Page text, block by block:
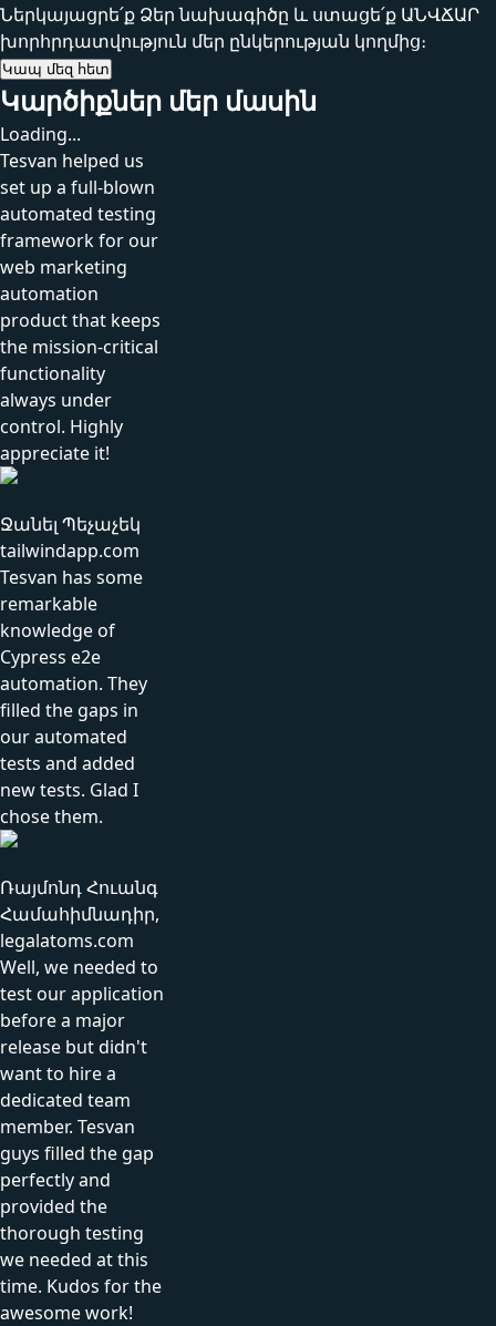
Ներկայացրե՛ք Ձեր նախագիծը և ստացե՛ք ԱՆՎՃԱՐ
խորհրդատվություն մեր ընկերության կողմից։
Կապ մեզ հետ
Կարծիքներ մեր մասին
Loading...
Tesvan helped us
set up a full-blown
automated testing
framework for our
web marketing
automation
product that keeps
the mission-critical
functionality
always under
control. Highly
appreciate it!
Ջանել Պեչաչեկ
tailwindapp.com
Tesvan has some
remarkable
knowledge of
Cypress e2e
automation. They
filled the gaps in
our automated
tests and added
new tests. Glad I
chose them.
Ռայմոնդ Հուանգ
Համահիմնադիր,
legalatoms.com
Well, we needed to
test our application
before a major
release but didn't
want to hire a
dedicated team
member. Tesvan
guys filled the gap
perfectly and
provided the
thorough testing
we needed at this
time. Kudos for the
awesome work!